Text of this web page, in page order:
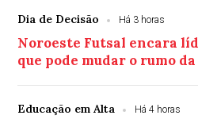
Dia de Decisão Há 3 horas
Noroeste Futsal encara
que pode mudar o rumo
Educação em Alta Há 4 horas